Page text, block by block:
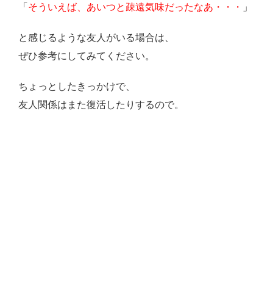
「 そういえば、あいつと疎遠気味だったなあ・・・ 」
と感じるような友人がいる場合は、
ぜひ参考にしてみてください。
ちょっとしたきっかけで、
友人関係はまた復活したりするので。